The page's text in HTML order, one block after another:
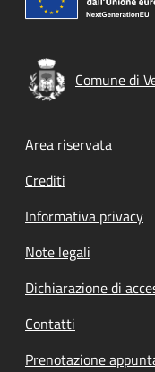
Comune di
Footer
Area riservata
Crediti
Informativa privacy
Note legali
Dichiarazione di
Contatti
Prenotazione